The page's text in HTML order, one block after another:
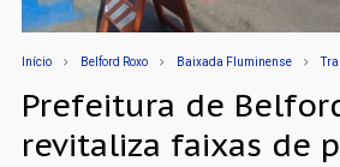
Início Belford Roxo Baixada Fluminense
Prefeitura de
revitaliza faixas de